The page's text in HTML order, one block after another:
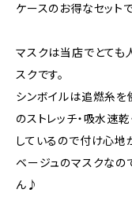
ケースのお得なセットで
マスクは当店でとても
スクです。
シンボイルは追燃糸を
のストレッチ・吸水速
しているので付け心地
ベージュのマスクなの
ん♪